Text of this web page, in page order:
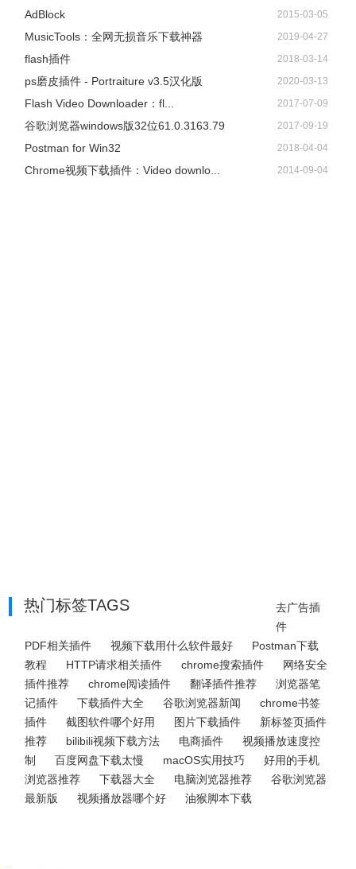
AdBlock 2015-03-05
​MusicTools：全网无损音乐下载神器 2019-04-27
flash插件 2018-03-14
ps磨皮插件 - Portraiture v3.5汉化版 2020-03-13
Flash Video Downloader：fl... 2017-07-09
谷歌浏览器windows版32位61.0.3163.79 2017-09-19
Postman for Win32 2018-04-04
Chrome视频下载插件：Video downlo... 2014-09-04
热门标签TAGS
去广告插
件
PDF相关插件
视频下载用什么软件最好
Postman下载
教程
HTTP请求相关插件 chrome搜索插件
网络安全
插件推荐
chrome阅读插件 翻译插件推荐
浏览器笔
记插件
下载插件大全 谷歌浏览器新闻
chrome书签
插件
截图软件哪个好用 图片下载插件
新标签页插件
推荐
bilibili视频下载方法 电商插件
视频播放速度控
制
百度网盘下载太慢 macOS实用技巧
好用的手机
浏览器推荐
下载器大全 电脑浏览器推荐
谷歌浏览器
最新版
视频播放器哪个好 油猴脚本下载